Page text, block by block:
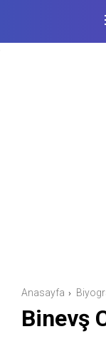
Anasayfa ›
Binevş